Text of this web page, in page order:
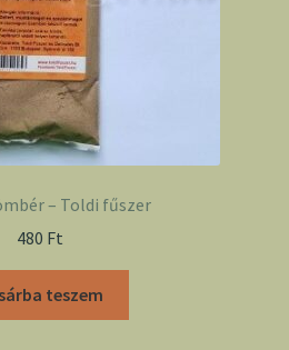
– Toldi fűszer
480 Ft
teszem